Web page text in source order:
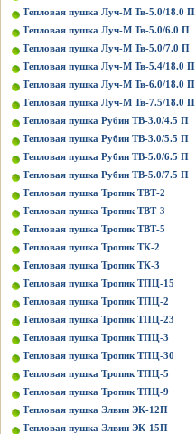
Тепловая пушка Луч-М Тв-5.0/18.0 П
Тепловая пушка Луч-М Тв-5.0/6.0 П
Тепловая пушка Луч-М Тв-5.0/7.0 П
Тепловая пушка Луч-М Тв-5.4/18.0 П
Тепловая пушка Луч-М Тв-6.0/18.0 П
Тепловая пушка Луч-М Тв-7.5/18.0 П
Тепловая пушка Рубин ТВ-3.0/4.5 П
Тепловая пушка Рубин ТВ-3.0/5.5 П
Тепловая пушка Рубин ТВ-5.0/6.5 П
Тепловая пушка Рубин ТВ-5.0/7.5 П
Тепловая пушка Тропик ТВТ-2
Тепловая пушка Тропик ТВТ-3
Тепловая пушка Тропик ТВТ-5
Тепловая пушка Тропик ТК-2
Тепловая пушка Тропик ТК-3
Тепловая пушка Тропик ТПЦ-15
Тепловая пушка Тропик ТПЦ-2
Тепловая пушка Тропик ТПЦ-23
Тепловая пушка Тропик ТПЦ-3
Тепловая пушка Тропик ТПЦ-30
Тепловая пушка Тропик ТПЦ-5
Тепловая пушка Тропик ТПЦ-9
Тепловая пушка Элвин ЭК-12П
Тепловая пушка Элвин ЭК-15П